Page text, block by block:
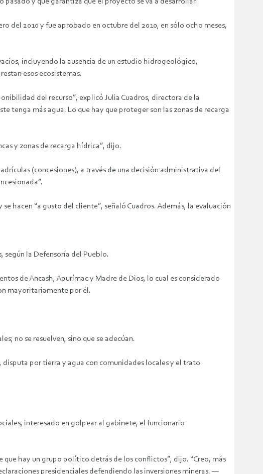
del 2010 y fue aprobado en octubre del 2010, en sólo ocho meses,
incluyendo la ausencia de un estudio hidrogeológico,
esos ecosistemas.
del recurso”, explicó Julia Cuadros, directora de la
tenga más agua. Lo que hay que proteger son las zonas de recarga
y zonas de recarga hídrica”, dijo.
(concesiones), a través de una decisión administrativa del
hacen “a gusto del cliente”, señaló Cuadros. Además, la evaluación
según la Defensoría del Pueblo.
de Ancash, Apurímac y Madre de Dios, lo cual es considerado
mayoritariamente por él.
no se resuelven, sino que se adecúan.
disputa por tierra y agua con comunidades locales y el trato
interesado en golpear al gabinete, el funcionario
hay un grupo político detrás de los conflictos”, dijo. “Creo, más
presidenciales defendiendo las inversiones mineras. —